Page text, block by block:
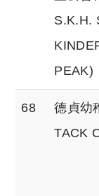
S.K.H.
PEAK)
68
德貞幼
TACK